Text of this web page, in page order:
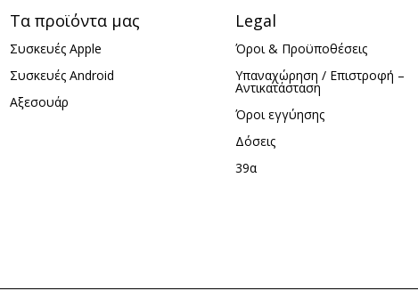
Σιλικόνη
iPhone 16 Plus
ΥΛΙΚΌ Σιλικόνη
Τα προϊόντα μας
Συσκευές Apple
Συσκευές Android
Αξεσουάρ
Legal
Όροι & Προϋποθέσεις
Υπαναχώρηση / Επιστροφή –
Αντικατάσταση
Όροι εγγύησης
Δόσεις
39α